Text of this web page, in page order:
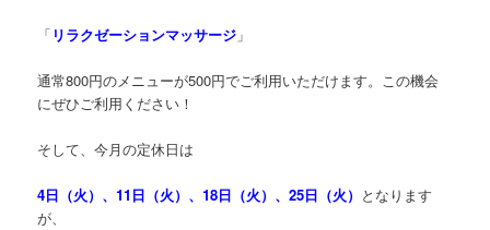
「 リラクゼーションマッサージ 」
通常800円のメニューが500円でご利用いただけます。この機会
にぜひご利用ください！
そして、今月の定休日は
4日（火）、11日（火）、18日（火）、25日（火） となります
が、